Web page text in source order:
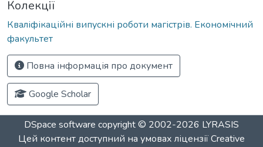
Колекції
Кваліфікаційні випускні роботи магістрів. Економічний
факультет
Повна інформація про документ
Google Scholar
DSpace software copyright © 2002-2026 LYRASIS
Цей контент доступний на умовах ліцензіїCreative